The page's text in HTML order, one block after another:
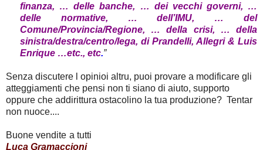
finanza, … delle banche, … dei vecchi governi, …
delle normative, … dell’IMU, … del
Comune/Provincia/Regione, … della crisi, … della
sinistra/destra/centro/lega, di Prandelli, Allegri & Luis
Enrique …etc., etc.”
Senza discutere l opinioi altru, puoi provare a modificare gli
atteggiamenti che pensi non ti siano di aiuto, supporto
oppure che addirittura ostacolino la tua produzione? Tentar
non nuoce....
Buone vendite a tutti
Luca Gramaccioni